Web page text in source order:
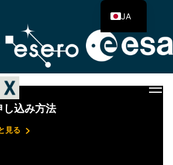
年3月31日）：本
機能を更新していま
たページは近日中に
れる予定です。
し込み方法
見る
JA